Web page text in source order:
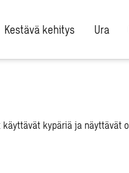
Kestävä kehitys Ura